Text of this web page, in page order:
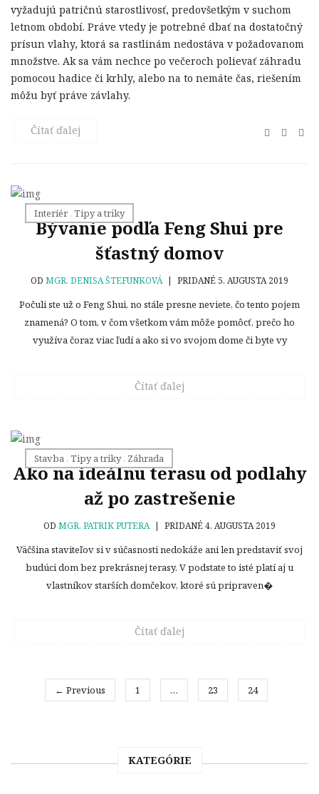
vyžadujú patričnú starostlivosť, predovšetkým v suchom
letnom období. Práve vtedy je potrebné dbať na dostatočný
prísun vlahy, ktorá sa rastlinám nedostáva v požadovanom
množstve. Ak sa vám nechce po večeroch polievať záhradu
pomocou hadice či krhly, alebo na to nemáte čas, riešením
môžu byť práve závlahy.
Čítať ďalej
Interiér , Tipy a triky
Bývanie podľa Feng Shui pre
šťastný domov
OD MGR. DENISA ŠTEFUNKOVÁ | PRIDANÉ 5. AUGUSTA 2019
Počuli ste už o Feng Shui, no stále presne neviete, čo tento pojem
znamená? O tom, v čom všetkom vám môže pomôcť, prečo ho
využíva čoraz viac ľudí a ako si vo svojom dome či byte vy
Čítať ďalej
Stavba , Tipy a triky, Záhrada
Ako na ideálnu terasu od podlahy
až po zastrešenie
OD MGR. PATRIK PUTERA | PRIDANÉ 4. AUGUSTA 2019
Väčšina staviteľov si v súčasnosti nedokáže ani len predstaviť svoj
budúci dom bez prekrásnej terasy. V podstate to isté platí aj u
vlastníkov starších domčekov, ktoré sú pripraven�
Čítať ďalej
← Previous 1 … 23 24
KATEGÓRIE